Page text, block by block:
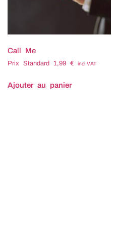
Call Me
Prix Standard 1,99 € incl.VAT
Ajouter au panier